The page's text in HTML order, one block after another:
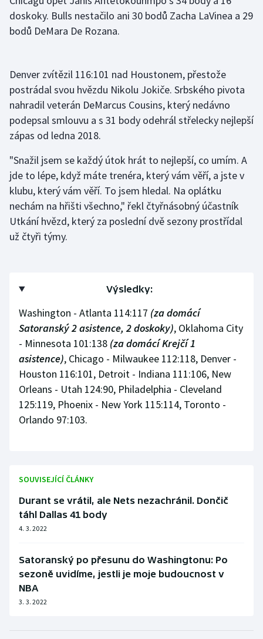
Stolní tenis
Triatlon
Vodní slalom
Volejbal
doskoky. Bulls nestačilo ani 30 bodů Zacha LaVinea a 29
bodů DeMara De Rozana.
Denver zvítězil 116:101 nad Houstonem, přestože
postrádal svou hvězdu Nikolu Jokiče. Srbského pivota
nahradil veterán DeMarcus Cousins, který nedávno
podepsal smlouvu a s 31 body odehrál střelecky nejlepší
zápas od ledna 2018.
"Snažil jsem se každý útok hrát to nejlepší, co umím. A
jde to lépe, když máte trenéra, který vám věří, a jste v
klubu, který vám věří. To jsem hledal. Na oplátku
nechám na hřišti všechno," řekl čtyřnásobný účastník
Utkání hvězd, který za poslední dvě sezony prostřídal
už čtyři týmy.
Výsledky:
Washington - Atlanta 114:117 (za domácí
Satoranský 2 asistence, 2 doskoky), Oklahoma City
- Minnesota 101:138 (za domácí Krejčí 1
asistence), Chicago - Milwaukee 112:118, Denver -
Houston 116:101, Detroit - Indiana 111:106, New
Orleans - Utah 124:90, Philadelphia - Cleveland
125:119, Phoenix - New York 115:114, Toronto -
Orlando 97:103.
SOUVISEJÍCÍ ČLÁNKY
Durant se vrátil, ale Nets nezachránil. Dončič
táhl Dallas 41 body
4. 3. 2022
Satoranský po přesunu do Washingtonu: Po
sezoně uvidíme, jestli je moje budoucnost v
NBA
3. 3. 2022